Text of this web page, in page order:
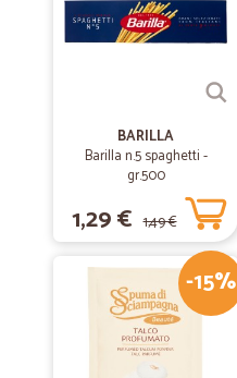
BARILLA
Barilla n.5 spaghetti -
gr.500
1,29 € 1,49 €
-15%